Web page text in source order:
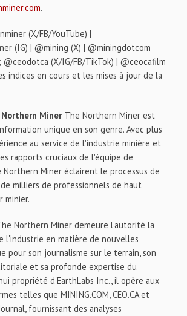
.
(X/FB/YouTube) |
(IG) | @mining (X) | @miningdotcom
@ceodotca (X/IG/FB/TikTok) | @ceocafilm
indices en cours et les mises à jour de la
MinerThe Northern Miner est
unique en son genre. Avec plus
au service de l'industrie minière et
rapports cruciaux de l'équipe de
Miner éclairent le processus de
milliers de professionnels de haut
minier.
Northern Miner demeure l'autorité la
l'industrie en matière de nouvelles
pour son journalisme sur le terrain, son
et sa profonde expertise du
propriété d'EarthLabs Inc., il opère aux
telles que MINING.COM, CEO.CA et
fournissant des analyses